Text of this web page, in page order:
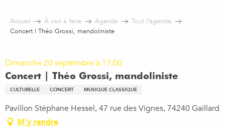
contenu
Accueil À voir à faire Agenda
Tout l’agenda
Concert | Théo Grossi, mandoliniste
Dimanche 20 septembre à 17:00
Concert | Théo Grossi, mandoliniste
CULTURELLE CONCERT MUSIQUE CLASSIQUE
Pavillon Stéphane Hessel, 47 rue des Vignes, 74240 Gaillard
M'y rendre